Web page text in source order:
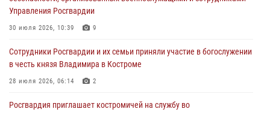
Костромичи активно используют портал «Единых государственных
услуг» для получения услуг по линии Росгвардии
Управления Росгвардии
30 июля 2026, 10:39 9
Cотрудники Росгвардии и их семьи приняли участие в богослужении
в честь князя Владимира в Костроме
28 июля 2026, 06:14 2
Росгвардия приглашает костромичей на службу во